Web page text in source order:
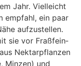
Jahr. Viel­leicht
emp­fahl, ein paar
auf­zu­stel­len.
sie vor Fraß­fein­
Nek­tar­pflan­zen
Min­zen) und